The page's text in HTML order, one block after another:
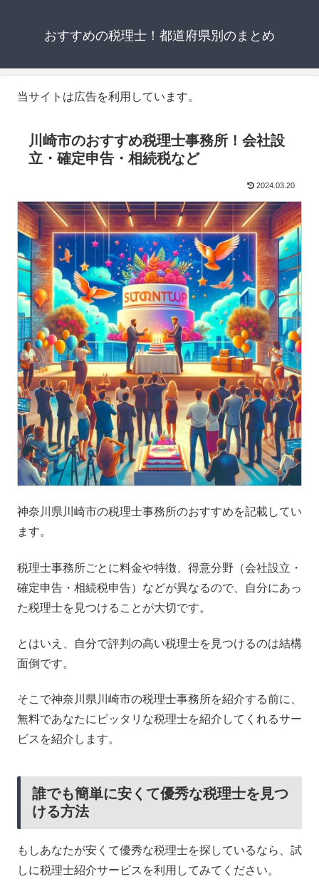
おすすめの税理士！都道府県別のまとめ
当サイトは広告を利用しています。
川崎市のおすすめ税理士事務所！会社設
立・確定申告・相続税など
2024.03.20
神奈川県川崎市の税理士事務所のおすすめを記載してい
ます。
税理士事務所ごとに料金や特徴、得意分野（会社設立・
確定申告・相続税申告）などが異なるので、自分にあっ
た税理士を見つけることが大切です。
とはいえ、自分で評判の高い税理士を見つけるのは結構
面倒です。
そこで神奈川県川崎市の税理士事務所を紹介する前に、
無料であなたにピッタリな税理士を紹介してくれるサー
ビスを紹介します。
誰でも簡単に安くて優秀な税理士を見つ
ける方法
もしあなたが安くて優秀な税理士を探しているなら、試
しに税理士紹介サービスを利用してみてください。